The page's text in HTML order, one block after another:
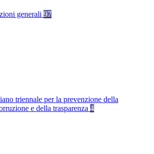
generali 97
triennale per la prevenzione della
e della trasparenza 4